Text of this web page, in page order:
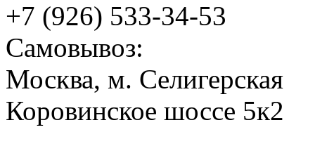
+7 (926) 533-34-53
Cамовывоз:
Москва, м. Селигерская
Коровинское шоссе 5к2